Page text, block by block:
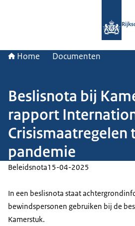
Home Documenten
Beslisnota bij
rapport
Crisismaatregelen
pandemie
Beleidsnota15-04-2025
In een beslisnota staat
bewindspersonen gebruiken bij de
Kamerstuk.